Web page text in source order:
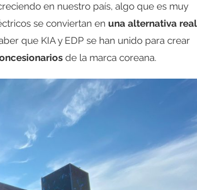
en nuestro país, algo que es muy
se conviertan en una alternativa real
que KIA y EDP se han unido para crear
de la marca coreana.